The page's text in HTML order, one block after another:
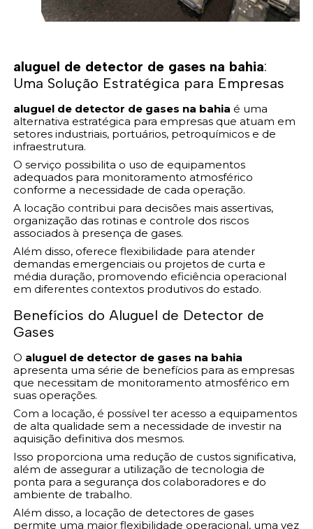
aluguel de detector de gases na bahia:
Uma Solução Estratégica para Empresas
aluguel de detector de gases na bahia é uma
alternativa estratégica para empresas que atuam em
setores industriais, portuários, petroquímicos e de
infraestrutura.
O serviço possibilita o uso de equipamentos
adequados para monitoramento atmosférico
conforme a necessidade de cada operação.
A locação contribui para decisões mais assertivas,
organização das rotinas e controle dos riscos
associados à presença de gases.
Além disso, oferece flexibilidade para atender
demandas emergenciais ou projetos de curta e
média duração, promovendo eficiência operacional
em diferentes contextos produtivos do estado.
Benefícios do Aluguel de Detector de
Gases
O aluguel de detector de gases na bahia
apresenta uma série de benefícios para as empresas
que necessitam de monitoramento atmosférico em
suas operações.
Com a locação, é possível ter acesso a equipamentos
de alta qualidade sem a necessidade de investir na
aquisição definitiva dos mesmos.
Isso proporciona uma redução de custos significativa,
além de assegurar a utilização de tecnologia de
ponta para a segurança dos colaboradores e do
ambiente de trabalho.
Além disso, a locação de detectores de gases
permite uma maior flexibilidade operacional, uma vez